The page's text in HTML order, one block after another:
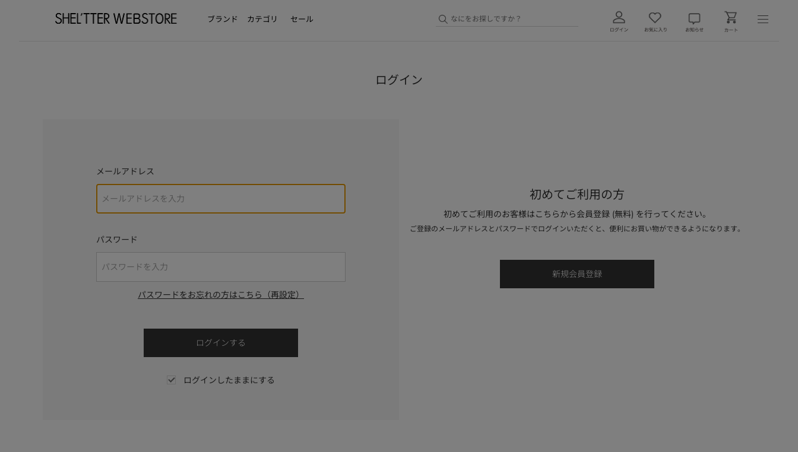
ブランド カテゴリ セール
ログイン
メールアドレス
パスワード
パスワードをお忘れの方はこちら（再設定）
ログインしたままにする
初めてご利用の方
初めてご利用のお客様はこちらから会員登録 (無料) を行ってください。
ご登録のメールアドレスとパスワードでログインいただくと、便利にお買い物ができるようになります。